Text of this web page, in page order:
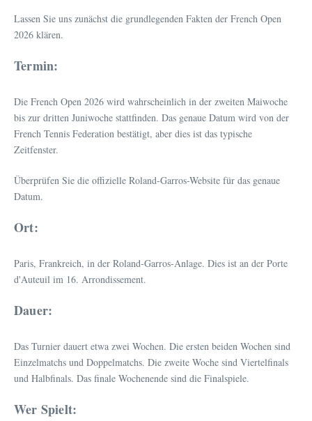
Lassen Sie uns zunächst die grundlegenden Fakten der French Open
2026 klären.
Termin:
Die French Open 2026 wird wahrscheinlich in der zweiten Maiwoche
bis zur dritten Juniwoche stattfinden. Das genaue Datum wird von der
French Tennis Federation bestätigt, aber dies ist das typische
Zeitfenster.
Überprüfen Sie die offizielle Roland-Garros-Website für das genaue
Datum.
Ort:
Paris, Frankreich, in der Roland-Garros-Anlage. Dies ist an der Porte
d'Auteuil im 16. Arrondissement.
Dauer:
Das Turnier dauert etwa zwei Wochen. Die ersten beiden Wochen sind
Einzelmatchs und Doppelmatchs. Die zweite Woche sind Viertelfinals
und Halbfinals. Das finale Wochenende sind die Finalspiele.
Wer Spielt: